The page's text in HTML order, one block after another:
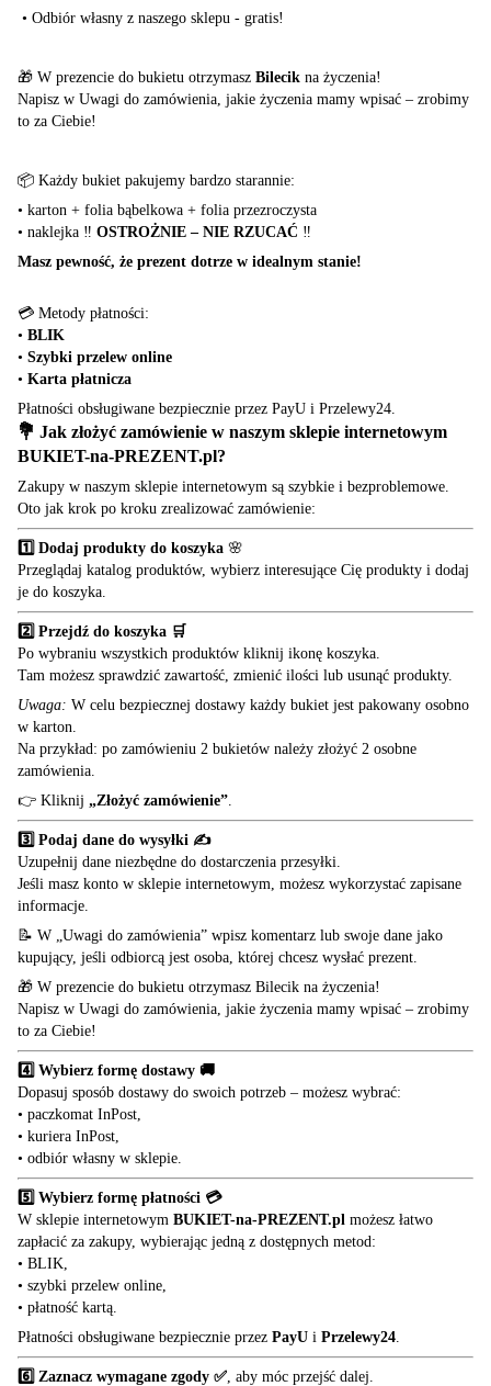
• Odbiór własny z naszego sklepu - gratis!
🎁 W prezencie do bukietu otrzymasz Bilecik na życzenia!
Napisz w Uwagi do zamówienia, jakie życzenia mamy wpisać – zrobimy
to za Ciebie!
📦 Każdy bukiet pakujemy bardzo starannie:
• karton + folia bąbelkowa + folia przezroczysta
• naklejka ‼️ OSTROŻNIE – NIE RZUCAĆ ‼️
Masz pewność, że prezent dotrze w idealnym stanie!
💳 Metody płatności:
• BLIK
• Szybki przelew online
• Karta płatnicza
Płatności obsługiwane bezpiecznie przez PayU i Przelewy24.
💐 Jak złożyć zamówienie w naszym sklepie internetowym
BUKIET-na-PREZENT.pl?
Zakupy w naszym sklepie internetowym są szybkie i bezproblemowe.
Oto jak krok po kroku zrealizować zamówienie:
1️⃣ Dodaj produkty do koszyka 🌸
Przeglądaj katalog produktów, wybierz interesujące Cię produkty i dodaj
je do koszyka.
2️⃣ Przejdź do koszyka 🛒
Po wybraniu wszystkich produktów kliknij ikonę koszyka.
Tam możesz sprawdzić zawartość, zmienić ilości lub usunąć produkty.
Uwaga: W celu bezpiecznej dostawy każdy bukiet jest pakowany osobno
w karton.
Na przykład: po zamówieniu 2 bukietów należy złożyć 2 osobne
zamówienia.
👉 Kliknij „Złożyć zamówienie”
3️⃣ Podaj dane do wysyłki ✍️
Uzupełnij dane niezbędne do dostarczenia przesyłki.
Jeśli masz konto w sklepie internetowym, możesz wykorzystać zapisane
informacje.
📝 W „Uwagi do zamówienia” wpisz komentarz lub swoje dane jako
kupujący, jeśli odbiorcą jest osoba, której chcesz wysłać prezent.
🎁 W prezencie do bukietu otrzymasz Bilecik na życzenia!
Napisz w Uwagi do zamówienia, jakie życzenia mamy wpisać – zrobimy
to za Ciebie!
4️⃣ Wybierz formę dostawy 🚚
Dopasuj sposób dostawy do swoich potrzeb – możesz wybrać:
• paczkomat InPost,
• kuriera InPost,
• odbiór własny w sklepie.
5️⃣ Wybierz formę płatności 💳
W sklepie internetowym BUKIET-na-PREZENT.pl możesz łatwo
zapłacić za zakupy, wybierając jedną z dostępnych metod:
• BLIK,
• szybki przelew online,
• płatność kartą.
Płatności obsługiwane bezpiecznie przez PayU i Przelewy24
6️⃣ Zaznacz wymagane zgody ✅ , aby móc przejść dalej.